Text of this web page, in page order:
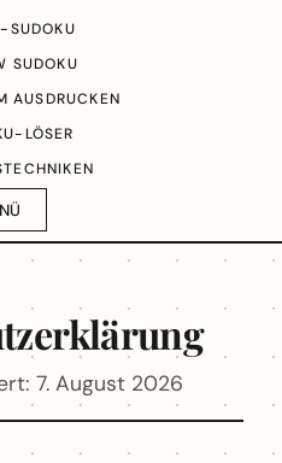
SUDOKU
SUDOKU
AUSDRUCKEN
LÖSER
7. August 2026